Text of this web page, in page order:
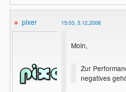
pixer 15:03, 5.12.2008
Moin,
Zur
negatives